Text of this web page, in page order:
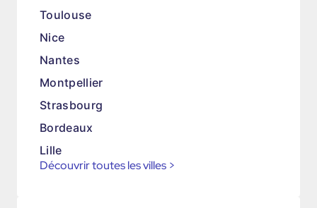
Toulouse
Nice
Nantes
Montpellier
Strasbourg
Bordeaux
Lille
Découvrir toutes les villes >